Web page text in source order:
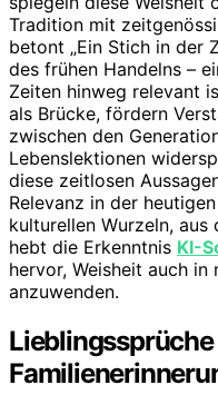
Tradition mit
betont „Ein Stich in der
des frühen Handelns –
Zeiten hinweg relevant
als Brücke, fördern
zwischen den
Lebenslektionen
diese zeitlosen
Relevanz in der
kulturellen Wurzeln, aus
hebt die Erkenntnis KI-
hervor, Weisheit auch
anzuwenden.